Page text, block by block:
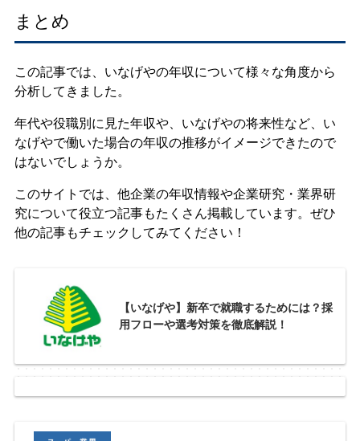
まとめ
この記事では、いなげやの年収について様々な角度から
分析してきました。
年代や役職別に見た年収や、いなげやの将来性など、い
なげやで働いた場合の年収の推移がイメージできたので
はないでしょうか。
このサイトでは、他企業の年収情報や企業研究・業界研
究について役立つ記事もたくさん掲載しています。ぜひ
他の記事もチェックしてみてください！
【いなげや】新卒で就職するためには？採
用フローや選考対策を徹底解説！